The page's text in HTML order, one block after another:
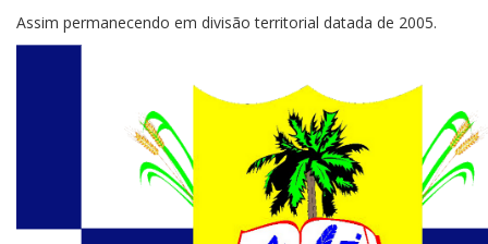
Assim permanecendo em divisão territorial datada de 2005.